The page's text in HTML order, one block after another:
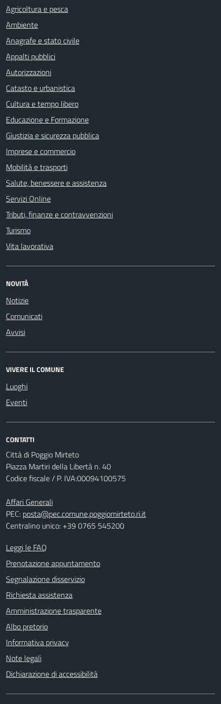
Agricoltura e pesca
Ambiente
Anagrafe e stato civile
Appalti pubblici
Autorizzazioni
Catasto e urbanistica
Cultura e tempo libero
Educazione e Formazione
Giustizia e sicurezza pubblica
Imprese e commercio
Mobilità e trasporti
Salute, benessere e assistenza
Servizi Online
Tributi, finanze e contravvenzioni
Turismo
Vita lavorativa
NOVITÀ
Notizie
Comunicati
Avvisi
VIVERE IL COMUNE
Luoghi
Eventi
CONTATTI
Città di Poggio Mirteto
Piazza Martiri della Libertà n. 40
Codice fiscale / P. IVA:00094100575
Affari Generali
PEC: posta@pec.comune.poggiomirteto.ri.it
Centralino unico: +39 0765 545200
Leggi le FAQ
Prenotazione appuntamento
Segnalazione disservizio
Richiesta assistenza
Amministrazione trasparente
Albo pretorio
Informativa privacy
Note legali
Dichiarazione di accessibilità